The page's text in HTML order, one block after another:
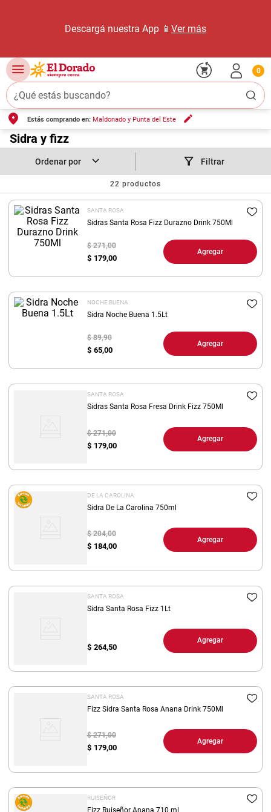
Descargá nuestra App 📱 Ver más
¿Qué estás buscando?
0
Estás comprando en: Maldonado y Punta del Este
Sidra y fizz
Filtrar
22 productos
SANTA ROSA
Sidras Santa Rosa Fizz Durazno Drink 750Ml
$ 179,00
$ 271,00
Agregar
NOCHE BUENA
Sidra Noche Buena 1.5Lt
$ 65,00
$ 89,90
Agregar
SANTA ROSA
Sidras Santa Rosa Fresa Drink Fizz 750Ml
$ 179,00
$ 271,00
Agregar
DE LA CAROLINA
Sidra De La Carolina 750ml
$ 184,00
$ 204,00
Agregar
SANTA ROSA
Sidra Santa Rosa Fizz 1Lt
$ 264,50
Agregar
SANTA ROSA
Fizz Sidra Santa Rosa Anana Drink 750Ml
$ 179,00
$ 271,00
Agregar
RUISEÑOR
Fizz Ruiseñor Anana 710 ml
TÉRMINOS MÁS BUSCADOS
leche
4. queso
5. pollo
. bondiola
. fideos